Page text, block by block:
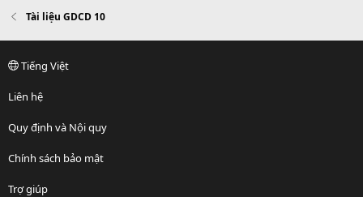
Tài liệu GDCD 10
Tiếng Việt
Liên hệ
Quy định và Nội quy
Chính sách bảo mật
Trợ giúp